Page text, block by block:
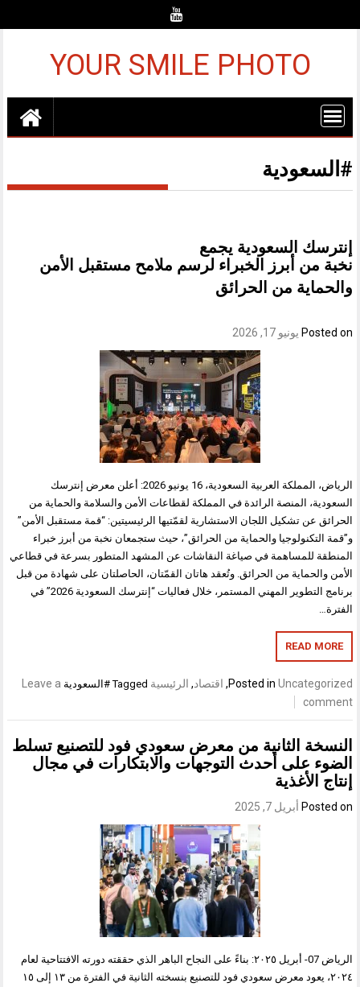
YOUR SMILE PHOTO
#السعودية
إنترسك السعودية يجمع
نخبة من أبرز الخبراء لرسم ملامح مستقبل الأمن
والحماية من الحرائق
Posted on يونيو 17, 2026
الرياض، المملكة العربية السعودية، 16 يونيو 2026: أعلن معرض إنترسك
السعودية، المنصة الرائدة في المملكة لقطاعات الأمن والسلامة والحماية من
الحرائق عن تشكيل اللجان الاستشارية لقمّتيها الرئيسيتين: “قمة مستقبل الأمن”
و”قمة التكنولوجيا والحماية من الحرائق”، حيث ستجمعان نخبة من أبرز خبراء
المنطقة للمساهمة في صياغة النقاشات عن المشهد المتطور بسرعة في قطاعي
الأمن والحماية من الحرائق. وتُعقد هاتان القمّتان، الحاصلتان على شهادة من قبل
برنامج التطوير المهني المستمر، خلال فعاليات “إنترسك السعودية 2026” في
الفترة…
READ MORE
Posted in Uncategorized
, اقتصاد, الرئيسية Tagged #السعودية Leave a
comment
النسخة الثانية من معرض سعودي فود للتصنيع تسلط
الضوء على أحدث التوجهات والابتكارات في مجال
إنتاج الأغذية
Posted on أبريل 7, 2025
الرياض 07- أبريل ٢٠٢٥: بناءً على النجاح الباهر الذي حققته دورته الافتتاحية لعام
٢٠٢٤، يعود معرض سعودي فود للتصنيع بنسخته الثانية في الفترة من ١٣ إلى ١٥